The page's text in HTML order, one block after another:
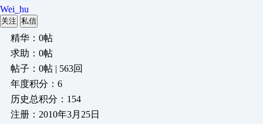
Wei_hu
关注 私信
精华：0帖
求助：0帖
帖子：0帖 | 563回
年度积分：6
历史总积分：154
注册：2010年3月25日